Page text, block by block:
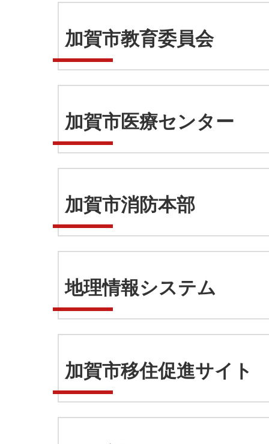
加賀市教育委員会
加賀市医療センター
加賀市消防本部
地理情報システム
加賀市移住促進サイト